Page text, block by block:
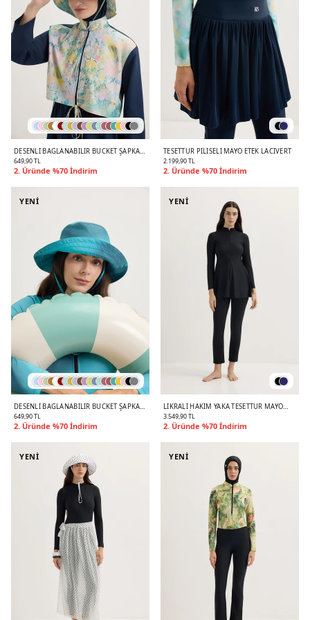
DESENLI BAĞLANABILIR BUCKET ŞAPKA
MINT
649,90 TL
2. Üründe %70 İndirim
TESETTÜR PILISELI MAYO ETEK LACIVERT
2.199,90 TL
2. Üründe %70 İndirim
YENİ
DESENLI BAĞLANABILIR BUCKET ŞAPKA
OKYANUS
649,90 TL
2. Üründe %70 İndirim
YENİ
LIKRALI HAKIM YAKA TESETTÜR MAYO
TAKIM SIYAH
3.549,90 TL
2. Üründe %70 İndirim
YENİ YENİ